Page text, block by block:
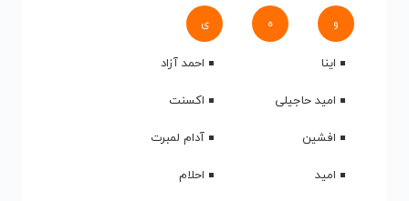
و ه ی
اینا
احمد آزاد
امید حاجیلی
اکسنت
افشین
آدام لمبرت
امید
احلام